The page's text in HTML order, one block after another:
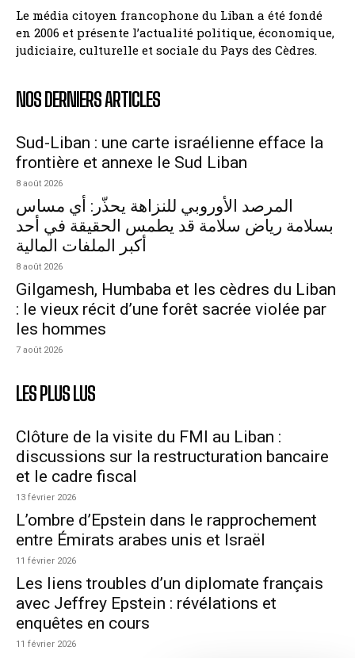
Le média citoyen francophone du Liban a été fondé
en 2006 et présente l’actualité politique, économique,
judiciaire, culturelle et sociale du Pays des Cèdres.
NOS DERNIERS ARTICLES
Sud-Liban : une carte israélienne efface la
frontière et annexe le Sud Liban
8 août 2026
المرصد الأوروبي للنزاهة يحذّر: أي مساس
بسلامة رياض سلامة قد يطمس الحقيقة في أحد
أكبر الملفات المالية
8 août 2026
Gilgamesh, Humbaba et les cèdres du Liban
: le vieux récit d’une forêt sacrée violée par
les hommes
7 août 2026
LES PLUS LUS
Clôture de la visite du FMI au Liban :
discussions sur la restructuration bancaire
et le cadre fiscal
13 février 2026
L’ombre d’Epstein dans le rapprochement
entre Émirats arabes unis et Israël
11 février 2026
Les liens troubles d’un diplomate français
avec Jeffrey Epstein : révélations et
enquêtes en cours
11 février 2026